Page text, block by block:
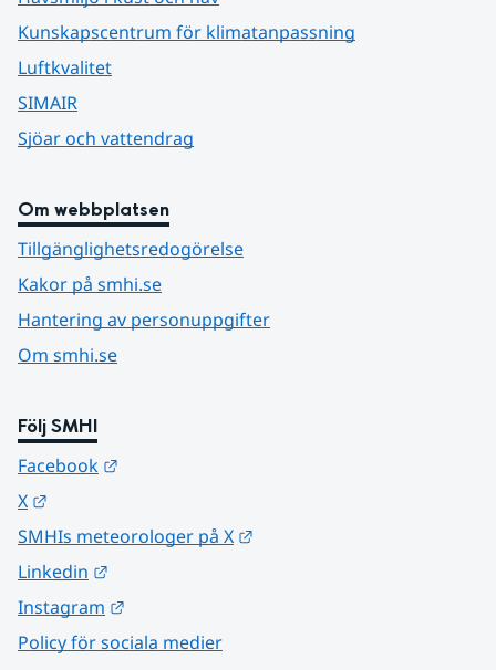
Kunskapscentrum för klimatanpassning
Luftkvalitet
SIMAIR
Sjöar och vattendrag
Om webbplatsen
Tillgänglighetsredogörelse
Kakor på smhi.se
Hantering av personuppgifter
Om smhi.se
Följ SMHI
Facebook
X
SMHIs meteorologer på X
Linkedin
Instagram
Policy för sociala medier